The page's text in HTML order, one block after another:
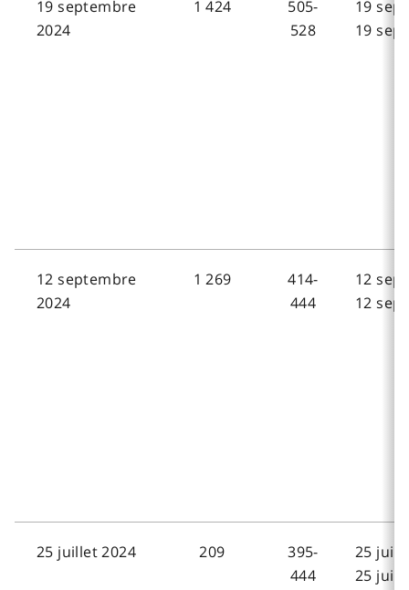
19 septembre
2024
1 424
505-
528
19
19
12 septembre
2024
1 269
414-
444
12
12
25 juillet 2024 209
395-
444
25
25